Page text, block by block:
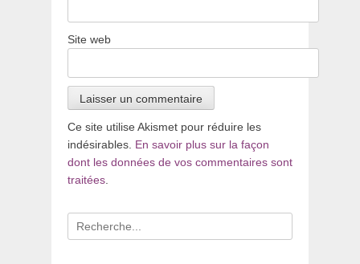
Site web
Ce site utilise Akismet pour réduire les
indésirables. En savoir plus sur la façon
dont les données de vos commentaires sont
traitées
Recherche
pour